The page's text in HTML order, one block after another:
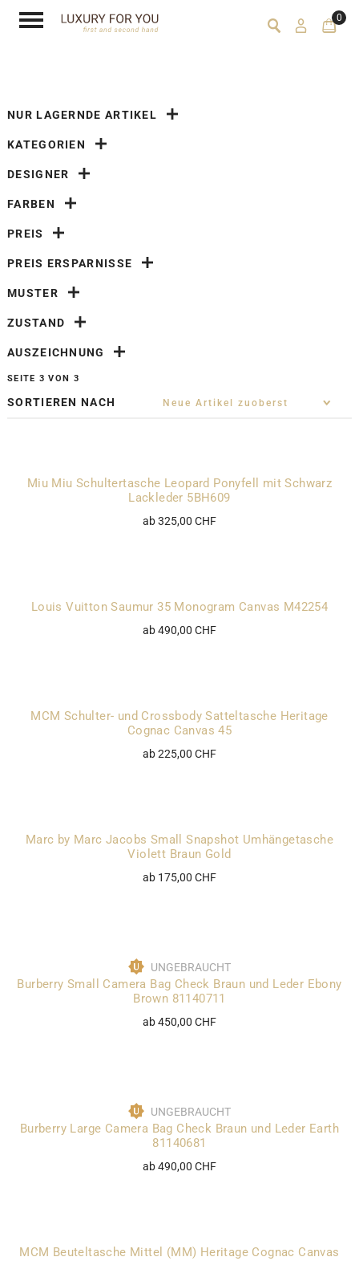
0
NUR LAGERNDE ARTIKEL
KATEGORIEN
DESIGNER
FARBEN
PREIS
PREIS ERSPARNISSE
MUSTER
ZUSTAND
AUSZEICHNUNG
SEITE 3 VON 3
SORTIEREN NACH
Miu Miu Schultertasche Leopard Ponyfell mit Schwarz
Lackleder 5BH609
ab 325,00 CHF
Louis Vuitton Saumur 35 Monogram Canvas M42254
ab 490,00 CHF
MCM Schulter- und Crossbody Satteltasche Heritage
Cognac Canvas 45
ab 225,00 CHF
Marc by Marc Jacobs Small Snapshot Umhängetasche
Violett Braun Gold
ab 175,00 CHF
UNGEBRAUCHT
Burberry Small Camera Bag Check Braun und Leder Ebony
Brown 81140711
ab 450,00 CHF
UNGEBRAUCHT
Burberry Large Camera Bag Check Braun und Leder Earth
81140681
ab 490,00 CHF
MCM Beuteltasche Mittel (MM) Heritage Cognac Canvas